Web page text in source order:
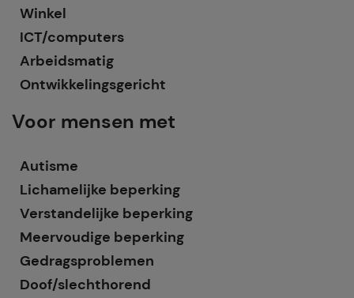
Winkel
ICT/computers
Arbeidsmatig
Ontwikkelingsgericht
Voor mensen met
Autisme
Lichamelijke beperking
Verstandelijke beperking
Meervoudige beperking
Gedragsproblemen
Doof/slechthorend